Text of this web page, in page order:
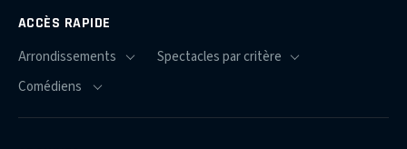
ACCÈS RAPIDE